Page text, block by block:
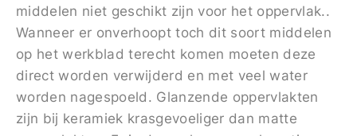
middelen niet geschikt zijn voor het oppervlak..
Wanneer er onverhoopt toch dit soort middelen
op het werkblad terecht komen moeten deze
direct worden verwijderd en met veel water
worden nagespoeld. Glanzende oppervlakten
zijn bij keramiek krasgevoeliger dan matte